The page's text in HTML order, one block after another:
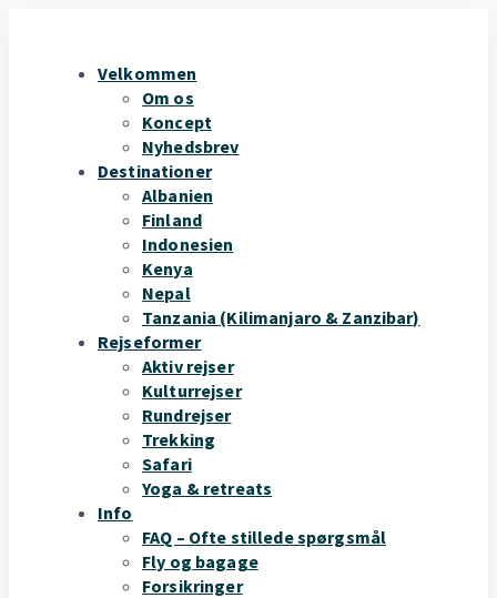
Velkommen
Om os
Koncept
Nyhedsbrev
Destinationer
Albanien
Finland
Indonesien
Kenya
Nepal
Tanzania (Kilimanjaro & Zanzibar)
Rejseformer
Aktiv rejser
Kulturrejser
Rundrejser
Trekking
Safari
Yoga & retreats
Info
FAQ – Ofte stillede spørgsmål
Fly og bagage
Forsikringer